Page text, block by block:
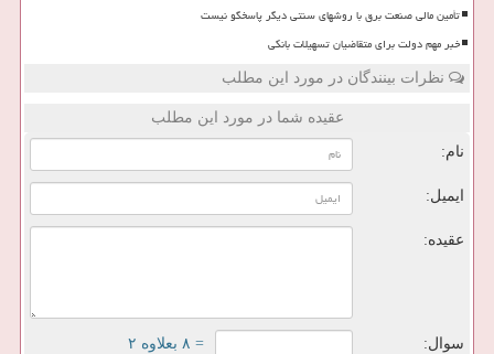
تأمین مالی صنعت برق با روشهای سنتی دیگر پاسخگو نیست
خبر مهم دولت برای متقاضیان تسهیلات بانکی
نظرات بینندگان در مورد این مطلب
عقیده شما در مورد این مطلب
نام:
ایمیل:
عقیده:
سوال: = ۸ بعلاوه ۲